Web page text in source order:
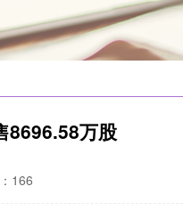
8696.58万股
166